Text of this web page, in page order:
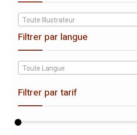
Toute Illustrateur
Filtrer par langue
Toute Langue
Filtrer par tarif